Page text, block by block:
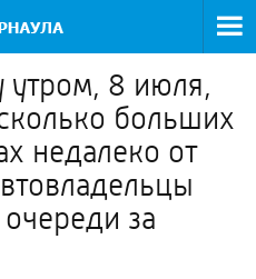
утром, 8 июля,
больших
недалеко от
за